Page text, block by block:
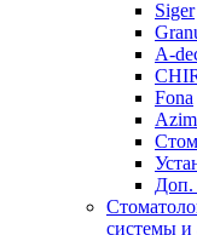
Siger
A-
Fona
Доп.
системы и